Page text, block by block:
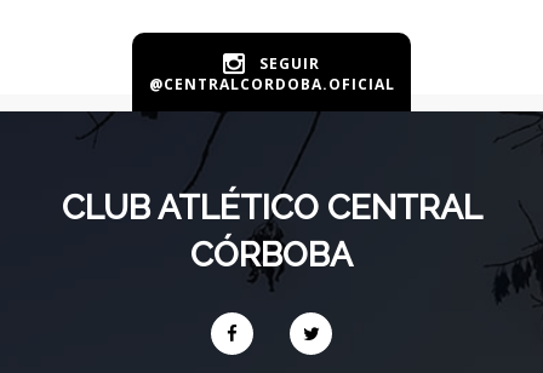
SEGUIR
@CENTRALCORDOBA.OFICIAL
CLUB ATLÉTICO CENTRAL
CÓRBOBA